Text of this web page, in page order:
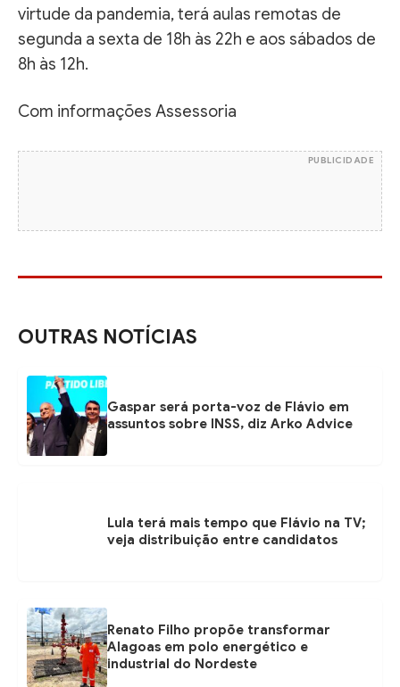
virtude da pandemia, terá aulas remotas de
segunda a sexta de 18h às 22h e aos sábados de
8h às 12h.
Com informações Assessoria
PUBLICIDADE
OUTRAS NOTÍCIAS
Gaspar será porta-voz de Flávio em
assuntos sobre INSS, diz Arko Advice
Lula terá mais tempo que Flávio na TV;
veja distribuição entre candidatos
Renato Filho propõe transformar
Alagoas em polo energético e
industrial do Nordeste